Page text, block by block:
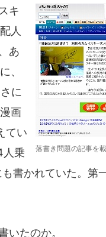
落書き問題の記事を
キ
人
あ
、
に
画
てい
人乗
書かれていた。第
いたのか。